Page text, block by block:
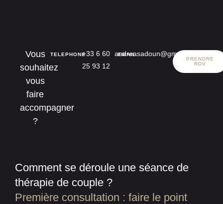
Vous
souhaitez
vous
faire
accompagner
?
TELEPHONE+33 6 60
25 93 12
EMAIL
andreasadoun@gmail.com
PRENDRE
RDV
Comment se déroule une séance de
thérapie de couple ?
Première consultation : faire le point